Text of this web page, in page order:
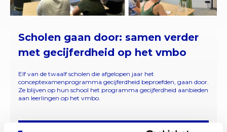
Scholen gaan door: samen verder
met gecijferdheid op het vmbo
Elf van de twaalf scholen die afgelopen jaar het
conceptexamenprogramma gecijferdheid beproefden, gaan door.
Ze blijven op hun school het programma gecijferdheid aanbieden
aan leerlingen op het vmbo.